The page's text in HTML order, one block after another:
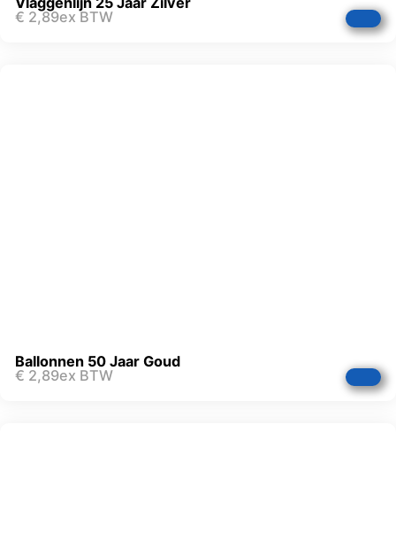
€ 2,89ex BTW
Ballonnen 50 Jaar Goud
€ 2,89ex BTW